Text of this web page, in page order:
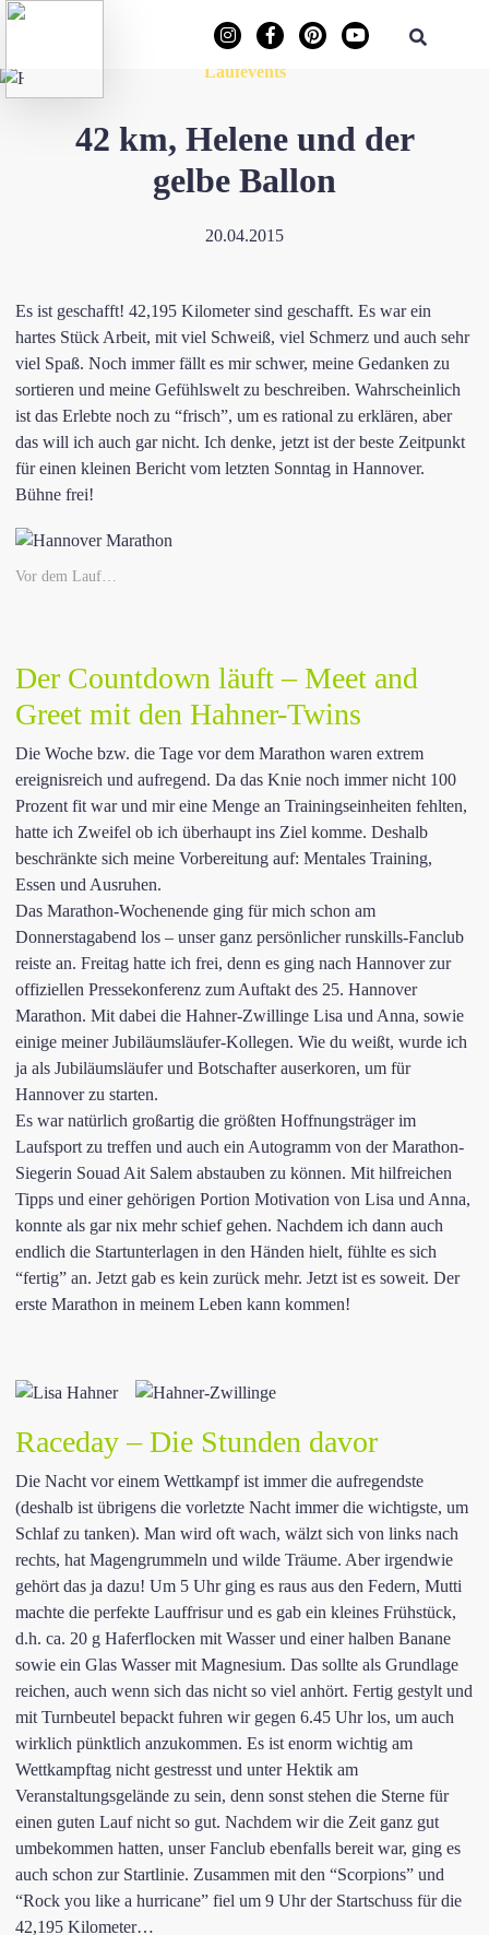
Laufevents
42 km, Helene und der
gelbe Ballon
20.04.2015
Es ist geschafft! 42,195 Kilometer sind geschafft. Es war ein
hartes Stück Arbeit, mit viel Schweiß, viel Schmerz und auch sehr
viel Spaß. Noch immer fällt es mir schwer, meine Gedanken zu
sortieren und meine Gefühlswelt zu beschreiben. Wahrscheinlich
ist das Erlebte noch zu “frisch”, um es rational zu erklären, aber
das will ich auch gar nicht. Ich denke, jetzt ist der beste Zeitpunkt
für einen kleinen Bericht vom letzten Sonntag in Hannover.
Bühne frei!
Vor dem Lauf…
Der Countdown läuft – Meet and
Greet mit den Hahner-Twins
Die Woche bzw. die Tage vor dem Marathon waren extrem
ereignisreich und aufregend. Da das Knie noch immer nicht 100
Prozent fit war und mir eine Menge an Trainingseinheiten fehlten,
hatte ich Zweifel ob ich überhaupt ins Ziel komme. Deshalb
beschränkte sich meine Vorbereitung auf: Mentales Training,
Essen und Ausruhen.
Das Marathon-Wochenende ging für mich schon am
Donnerstagabend los – unser ganz persönlicher runskills-Fanclub
reiste an. Freitag hatte ich frei, denn es ging nach Hannover zur
offiziellen Pressekonferenz zum Auftakt des 25. Hannover
Marathon. Mit dabei die Hahner-Zwillinge Lisa und Anna, sowie
einige meiner Jubiläumsläufer-Kollegen. Wie du weißt, wurde ich
ja als Jubiläumsläufer und Botschafter auserkoren, um für
Hannover zu starten.
Es war natürlich großartig die größten Hoffnungsträger im
Laufsport zu treffen und auch ein Autogramm von der Marathon-
Siegerin Souad Ait Salem abstauben zu können. Mit hilfreichen
Tipps und einer gehörigen Portion Motivation von Lisa und Anna,
konnte als gar nix mehr schief gehen. Nachdem ich dann auch
endlich die Startunterlagen in den Händen hielt, fühlte es sich
“fertig” an. Jetzt gab es kein zurück mehr. Jetzt ist es soweit. Der
erste Marathon in meinem Leben kann kommen!
Raceday – Die Stunden davor
Die Nacht vor einem Wettkampf ist immer die aufregendste
(deshalb ist übrigens die vorletzte Nacht immer die wichtigste, um
Schlaf zu tanken). Man wird oft wach, wälzt sich von links nach
rechts, hat Magengrummeln und wilde Träume. Aber irgendwie
gehört das ja dazu! Um 5 Uhr ging es raus aus den Federn, Mutti
machte die perfekte Lauffrisur und es gab ein kleines Frühstück,
d.h. ca. 20 g Haferflocken mit Wasser und einer halben Banane
sowie ein Glas Wasser mit Magnesium. Das sollte als Grundlage
reichen, auch wenn sich das nicht so viel anhört. Fertig gestylt und
mit Turnbeutel bepackt fuhren wir gegen 6.45 Uhr los, um auch
wirklich pünktlich anzukommen. Es ist enorm wichtig am
Wettkampftag nicht gestresst und unter Hektik am
Veranstaltungsgelände zu sein, denn sonst stehen die Sterne für
einen guten Lauf nicht so gut. Nachdem wir die Zeit ganz gut
umbekommen hatten, unser Fanclub ebenfalls bereit war, ging es
auch schon zur Startlinie. Zusammen mit den “Scorpions” und
“Rock you like a hurricane” fiel um 9 Uhr der Startschuss für die
42,195 Kilometer…